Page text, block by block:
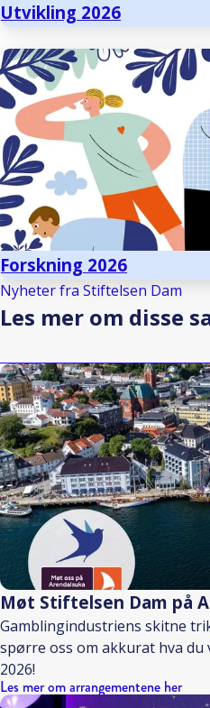
Utvikling 2026
Forskning 2026
Les mer om disse
Nyheter fra Stiftelsen Dam
Møt Stiftelsen Dam på
Gamblingindustriens skitne
spørre oss om akkurat hva du
2026!
Les mer om arrangementene her